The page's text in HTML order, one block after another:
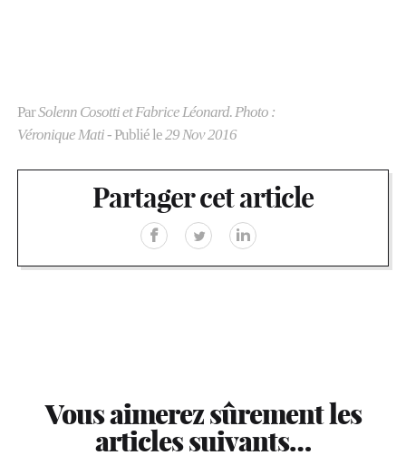
ParSolenn Cosotti et Fabrice Léonard. Photo :
Véronique Mati- Publié le29 Nov 2016
Partager cet article
Vous aimerez sûrement les
articles suivants…